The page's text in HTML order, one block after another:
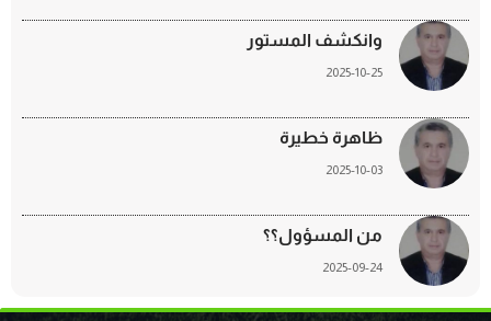
وانكشف المستور
2025-10-25
ظاهرة خطيرة
2025-10-03
من المسؤول؟؟
2025-09-24